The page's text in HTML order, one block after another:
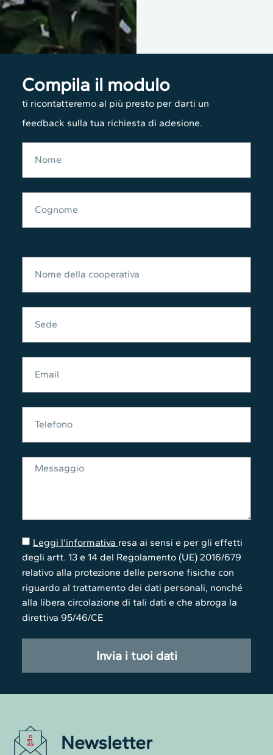
Compila il modulo
ti ricontatteremo al più presto per darti un
feedback sulla tua richiesta di adesione.
Leggi l'informativa resa ai sensi e per gli effetti
degli artt. 13 e 14 del Regolamento (UE) 2016/679
relativo alla protezione delle persone fisiche con
riguardo al trattamento dei dati personali, nonché
alla libera circolazione di tali dati e che abroga la
direttiva 95/46/CE
Invia i tuoi dati
Newsletter